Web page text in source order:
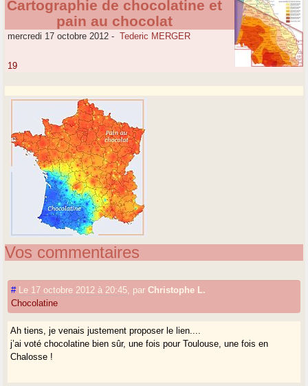
Cartographie de chocolatine et
pain au chocolat
mercredi 17 octobre 2012 - Tederic MERGER
19
Vos commentaires
# Le 17 octobre 2012 à 20:45, parChristophe L.
Chocolatine
Ah tiens, je venais justement proposer le lien....
j’ai voté chocolatine bien sûr, une fois pour Toulouse, une fois en
Chalosse !